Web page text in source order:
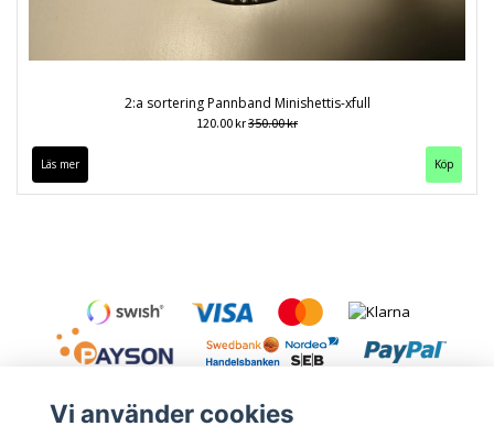
2:a sortering Pannband Minishettis-xfull
120.00 kr350.00 kr
Läs mer Köp
Vi använder cookies